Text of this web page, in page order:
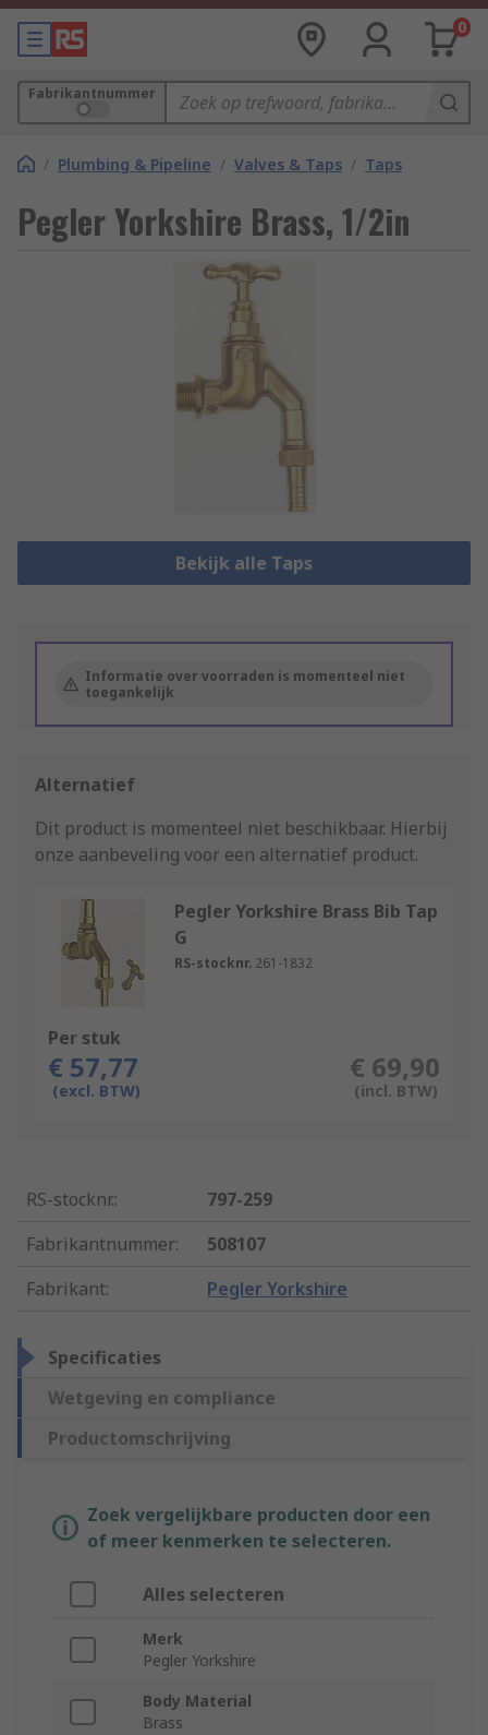
0
Fabrikantnummer
/ Plumbing & Pipeline / Valves & Taps / Taps
Pegler Yorkshire Brass, 1/2in
Bekijk alle Taps
Informatie over voorraden is momenteel niet
toegankelijk
Alternatief
Dit product is momenteel niet beschikbaar. Hierbij
onze aanbeveling voor een alternatief product.
Pegler Yorkshire Brass Bib Tap
G
RS-stocknr. 261-1832
Per stuk
€ 57,77
(excl. BTW)
€ 69,90
(incl. BTW)
RS-stocknr.:
797-259
Fabrikantnummer:
508107
Fabrikant: Pegler Yorkshire
Specificaties
Wetgeving en compliance
Productomschrijving
Zoek vergelijkbare producten door een
of meer kenmerken te selecteren.
Alles selecteren
Merk
Pegler Yorkshire
Body Material
Brass